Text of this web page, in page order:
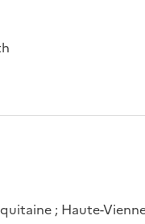
; Haute-